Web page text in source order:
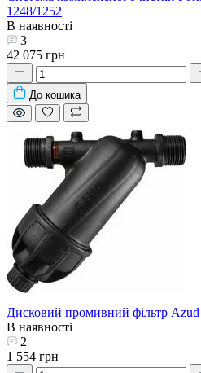
1248/1252
В наявності
3
42 075 грн
До кошика
Дисковий промивний фільтр
В наявності
2
1 554 грн